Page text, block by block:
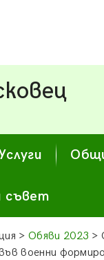
съвет
> Обяви 2023 >
военни